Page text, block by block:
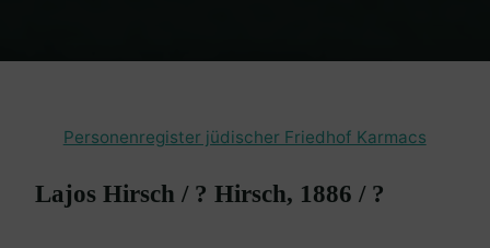
Personenregister jüdischer Friedhof Karmacs
Lajos Hirsch / ? Hirsch, 1886 / ?